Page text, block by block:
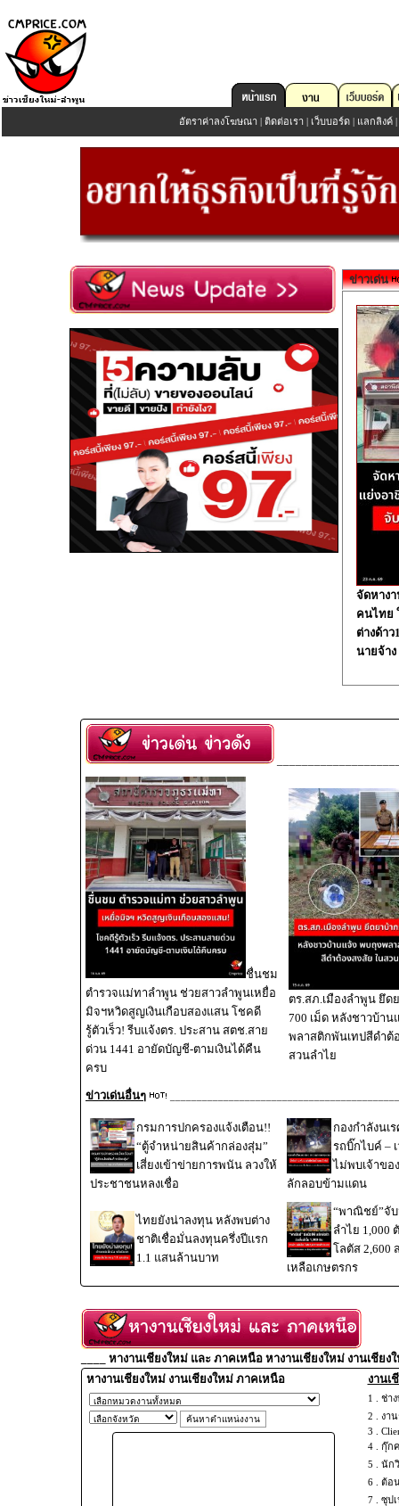
อัตราค่าลงโฆษณา | ติดต่อเรา | เว็บบอร์ด | แลกลิงค์ |
ข่าวเด่น
จัดหาง
คนไทย
ต่างด้า
นายจ้าง
ชื่นชม
ตำรวจแม่ทาลำพูน ช่วยสาวลำพูนเหยื่อ
มิจฯหวิดสูญเงินเกือบสองแสน โชคดี
รู้ตัวเร็ว! รีบแจ้งตร. ประสาน สตช.สาย
ด่วน 1441 อายัดบัญชี-ตามเงินได้คืน
ครบ
ตร.สภ.เมืองลำพูน ยึด
700 เม็ด หลังชาวบ้าน
พลาสติกพันเทปสีดำต้
สวนลำไย
ข่าวเด่นอื่นๆ
กรมการปกครองแจ้งเตือน!!
“ตู้จำหน่ายสินค้ากล่องสุ่ม”
เสี่ยงเข้าข่ายการพนัน ลวงให้
ประชาชนหลงเชื่อ
กองกำลังนเ
รถบิ๊กไบค์ –
ไม่พบเจ้าขอ
ลักลอบข้ามแดน
ไทยยังน่าลงทุน หลังพบต่าง
ชาติเชื่อมั่นลงทุนครึ่งปีแรก
1.1 แสนล้านบาท
“พาณิชย์”จั
ลำไย 1,000
โลตัส 2,600
เหลือเกษตรกร
____ หางานเชียงใหม่ และ ภาคเหนือ หางานเชียงใหม่ งานเชียง
หางานเชียงใหม่ งานเชียงใหม่ ภาคเหนือ
งานเ
1 . ช่า
2 . งา
3 .
4 . กุ๊ก
5 . นัก
6 . ต้อ
7 . ซุป